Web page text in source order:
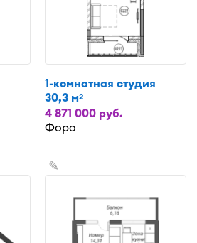
1-комнатная студия
30,3 м2
4 871 000 руб.
Фора
✎